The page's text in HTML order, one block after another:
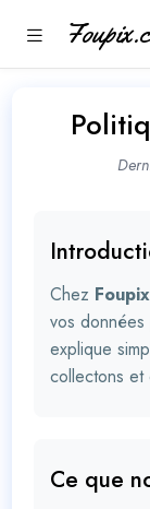
Chez
vos
explique
collectons et
Ce que